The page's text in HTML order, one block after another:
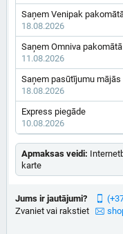
Saņem Venipak
18.08.2026
Saņem Omniva pakomātā
11.08.2026
Saņem pasūtījumu mājās
18.08.2026
Express piegāde
10.08.2026
Apmaksas veidi:
karte
Jums ir jautājumi?
Zvaniet vai rakstiet